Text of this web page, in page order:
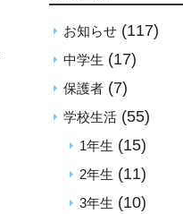
お知らせ(117)
中学生 (17)
保護者(7)
学校生活(55)
1年生 (15)
2年生 (11)
3年生 (10)